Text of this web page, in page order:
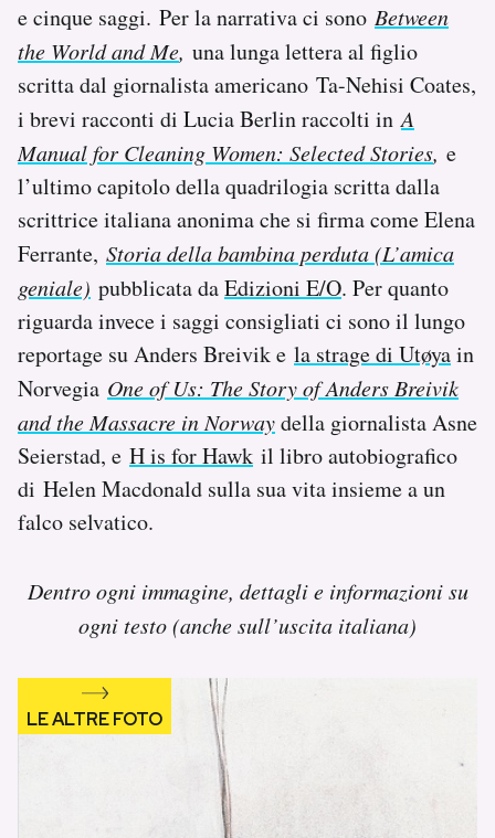
AREA PERSONALE
Area Personale
Newsletter
Notifiche mobile
Regala il Post
Hai bisogno di aiuto?
e cinque saggi. Per la narrativa ci sono Between
the World and Me, una lunga lettera al figlio
scritta dal giornalista americano Ta-Nehisi Coates,
i brevi racconti di Lucia Berlin raccolti in A
Manual for Cleaning Women: SelectedStories, e
l’ultimo capitolo della quadrilogia scritta dalla
scrittrice italiana anonima che si firma come Elena
Ferrante, Storia della bambina perduta (L’amica
geniale) pubblicata daEdizioni E/O. Per quanto
riguarda invece i saggi consigliati ci sono il lungo
reportage su Anders Breivik e la strage di Utøyain
Norvegia One of Us: The Story of Anders Breivik
and the Massacre in Norwaydella giornalista Asne
Seierstad, e H is for Hawk il libro autobiografico
di Helen Macdonald sulla sua vita insieme a un
falco selvatico.
Dentro ogni immagine, dettagli e informazioni su
ogni testo (anche sull’uscita italiana)